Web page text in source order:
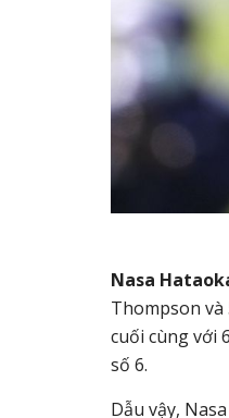
Nasa
Thompson
cuối cùng với
số 6.
Dẫu vậy,